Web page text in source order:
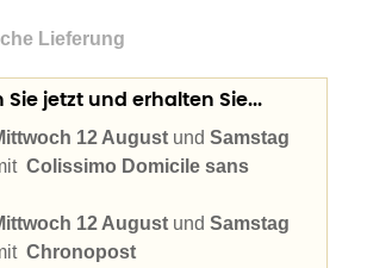
Lieferung
Sie jetzt und erhalten Sie...
12 August undSamstag
Colissimo Domicile sans
12 August undSamstag
Chronopost